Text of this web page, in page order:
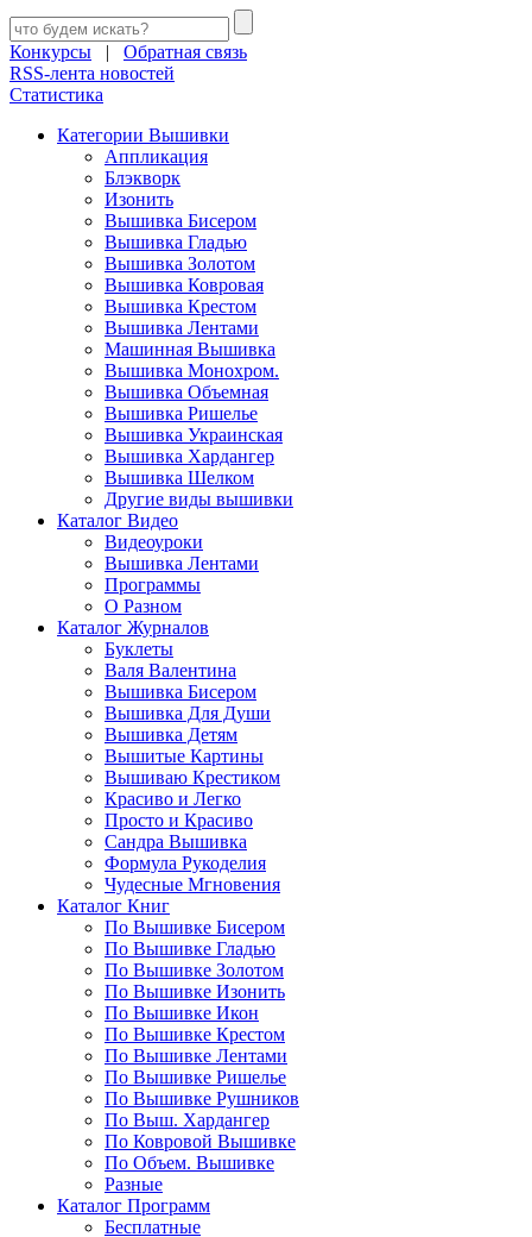
Конкурсы | Обратная связь
RSS-лента новостей
Статистика
Категории Вышивки
Аппликация
Блэкворк
Изонить
Вышивка Бисером
Вышивка Гладью
Вышивка Золотом
Вышивка Ковровая
Вышивка Крестом
Вышивка Лентами
Машинная Вышивка
Вышивка Монохром.
Вышивка Объемная
Вышивка Ришелье
Вышивка Украинская
Вышивка Хардангер
Вышивка Шелком
Другие виды вышивки
Каталог Видео
Видеоуроки
Вышивка Лентами
Программы
О Разном
Каталог Журналов
Буклеты
Валя Валентина
Вышивка Бисером
Вышивка Для Души
Вышивка Детям
Вышитые Картины
Вышиваю Крестиком
Красиво и Легко
Просто и Красиво
Сандра Вышивка
Формула Рукоделия
Чудесные Мгновения
Каталог Книг
По Вышивке Бисером
По Вышивке Гладью
По Вышивке Золотом
По Вышивке Изонить
По Вышивке Икон
По Вышивке Крестом
По Вышивке Лентами
По Вышивке Ришелье
По Вышивке Рушников
По Выш. Хардангер
По Ковровой Вышивке
По Объем. Вышивке
Разные
Каталог Программ
Бесплатные